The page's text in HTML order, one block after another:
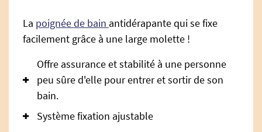
La poignée de bain antidérapante qui se fixe
facilement grâce à une large molette !
Offre assurance et stabilité à une personne
peu sûre d'elle pour entrer et sortir de son
bain.
Système fixation ajustable